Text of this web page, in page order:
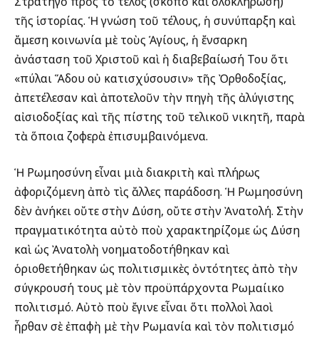
τῆς ἱστορίας. Ἡ γνώση τοῦ τέλους, ἡ συνύπαρξη καὶ
ἄμεση κοινωνία μὲ τοὺς Ἁγίους, ἡ ἔνσαρκη
ἀνάσταση τοῦ Χριστοῦ καὶ ἡ διαβεβαίωσή Του ὅτι
«πύλαι Ἅδου οὐ κατισχύσουσιν» τῆς Ὀρθοδοξίας,
ἀπετέλεσαν καὶ ἀποτελοῦν τὴν πηγὴ τῆς ἀλύγιστης
αἰσιοδοξίας καὶ τῆς πίστης τοῦ τελικοῦ νικητῆ, παρὰ
τὰ ὅποια ζοφερὰ ἐπισυμβαινόμενα.
Ἡ Ρωμηοσύνη εἶναι μιὰ διακριτὴ καὶ πλήρως
ἀφοριζόμενη ἀπὸ τὶς ἄλλες παράδοση. Ἡ Ρωμηοσύνη
δὲν ἀνήκει οὔτε στὴν Δύση, οὔτε στὴν Ἀνατολή. Στὴν
πραγματικότητα αὐτὸ ποὺ χαρακτηρίζομε ὡς Δύση
καὶ ὡς Ἀνατολὴ νοηματοδοτήθηκαν καὶ
ὁριοθετήθηκαν ὡς πολιτισμικὲς ὀντότητες ἀπὸ τὴν
σύγκρουσή τους μὲ τὸν προϋπάρχοντα Ρωμαίικο
πολιτισμό. Αὐτὸ ποὺ ἔγινε εἶναι ὅτι πολλοὶ λαοὶ
ἦρθαν σὲ ἐπαφὴ μὲ τὴν Ρωμανία καὶ τὸν πολιτισμό